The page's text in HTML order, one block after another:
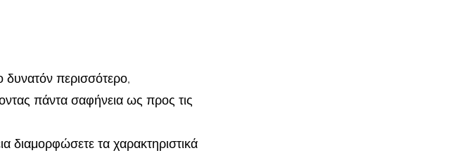
δυνατόν περισσότερο,
πάντα σαφήνεια ως προς τις
διαμορφώσετε τα χαρακτηριστικά